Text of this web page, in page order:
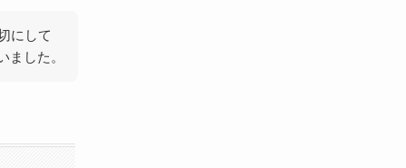
にして
した。